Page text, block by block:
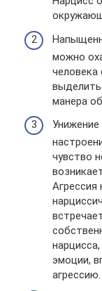
можно
человека
манера
чувство
Агрессия
эмоции,
агрессию.